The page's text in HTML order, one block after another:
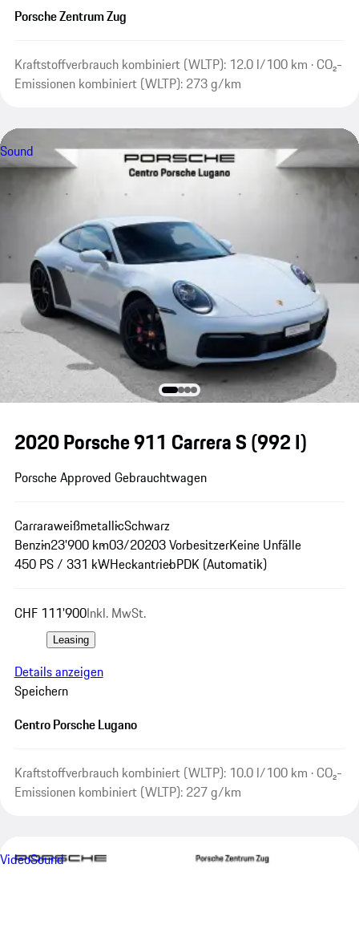
Porsche Zentrum Zug
Kraftstoffverbrauch kombiniert (WLTP): 12.0 l/100 km · CO₂-
Emissionen kombiniert (WLTP): 273 g/km
Sound
2020 Porsche 911 Carrera S(992 I)
Porsche Approved Gebrauchtwagen
CarraraweißmetallicSchwarz
Benzin23'900 km03/20203 VorbesitzerKeine Unfälle
450 PS / 331 kWHeckantriebPDK (Automatik)
CHF 111'900Inkl. MwSt.
Leasing
Details anzeigen
Speichern
Centro Porsche Lugano
Kraftstoffverbrauch kombiniert (WLTP): 10.0 l/100 km · CO₂-
Emissionen kombiniert (WLTP): 227 g/km
VideoSound